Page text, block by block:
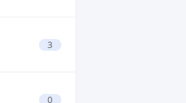
3
0